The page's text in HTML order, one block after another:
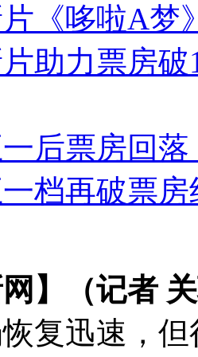
《哆啦A梦
助力票房
后票房回
档再破票
网】（记者
复迅速，